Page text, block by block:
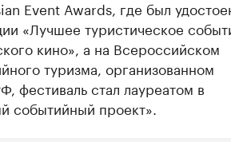
Event Awards, где был
«Лучшее туристическое
кино», а на Всероссийском
туризма, организованном
фестиваль стал лауреатом в
событийный проект».